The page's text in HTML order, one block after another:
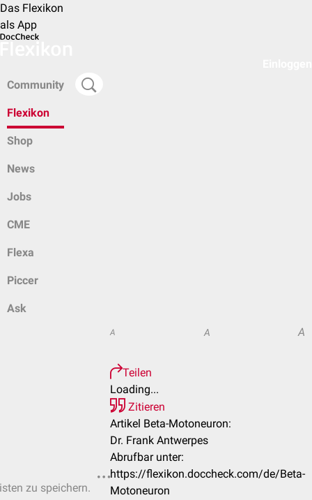
Das Flexikon
als App
Community
Flexikon
Shop
News
Jobs
CME
Flexa
Piccer
Ask
zu speichern.
A A A
Teilen
Loading...
Zitieren
Artikel Beta-Motoneuron:
Dr. Frank Antwerpes
Abrufbar unter:
https://flexikon.doccheck.com/de/Beta-
Motoneuron